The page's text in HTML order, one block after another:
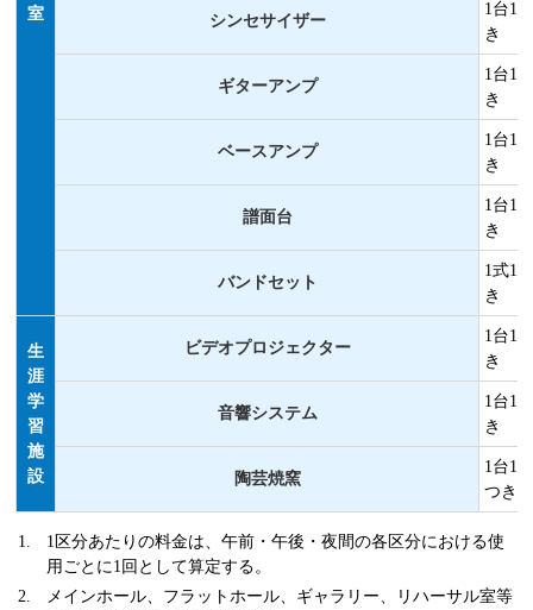
室 シンセサイザー
1台1
き
ギターアンプ
1台1
き
ベースアンプ
1台1
き
譜面台
1台1
き
バンドセット
1式1
き
生
涯
学
習
施
設
ビデオプロジェクター
1台1
き
音響システム
1台1
き
陶芸焼窯
1台1
つき
1区分あたりの料金は、午前・午後・夜間の各区分における使
用ごとに1回として算定する。
メインホール、フラットホール、ギャラリー、リハーサル室等